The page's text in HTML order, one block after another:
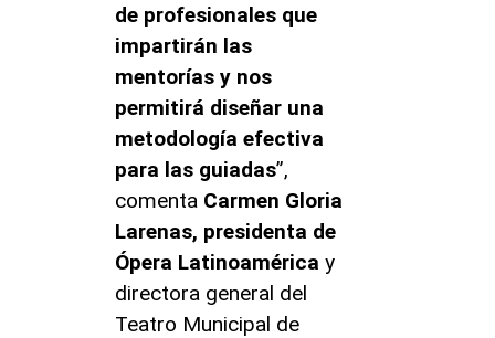
de profesionales que
impartirán las
mentorías y nos
permitirá diseñar una
metodología efectiva
para las guiadas”,
comenta Carmen Gloria
Larenas, presidenta de
Ópera Latinoamérica y
directora general del
Teatro Municipal de